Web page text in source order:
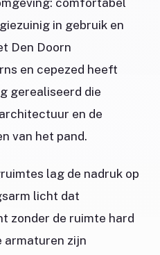
comfortabel
in gebruik en
Den Doorn
en cepezed heeft
gerealiseerd die
en de
van het pand.
lag de nadruk op
licht dat
zonder de ruimte hard
armaturen zijn